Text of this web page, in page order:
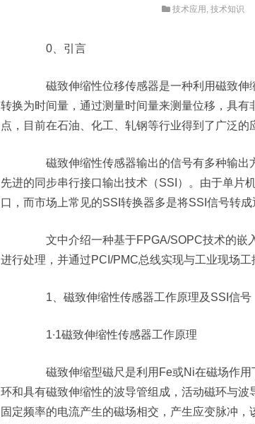
技术应用 , 技术知识
0、引言
磁致伸缩性位移传感器是一种利用磁致伸
转换为时间量，通过测量时间量来测量位移，具
点，目前在石油、化工、轧钢等行业得到了广泛的
磁致伸缩性传感器输出的信号有多种输出
先进的同步串行接口输出技术（SSI）。由于单片
口，而市场上常见的SSI转换器多是将SSI信号转
文中介绍一种基于FPGA/SOPC技术的嵌
进行处理，并通过PCI/PMC总线实现与工业现场工
1、磁致伸缩性传感器工作原理及SSI信号
1∙1磁致伸缩性传感器工作原理
磁致伸缩型磁尺是利用Fe或Ni在磁场作用
环和具有磁致伸缩性的波导管组成，活动磁环与
固定频率的电流产生的磁场相交，产生应变脉冲